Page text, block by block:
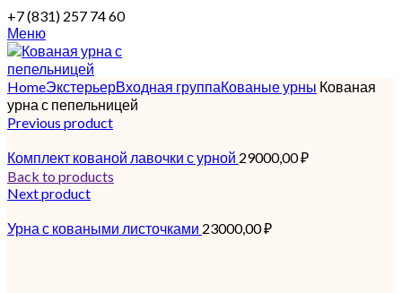
+7 (831) 257 74 60
Меню
HomeЭкстерьерВходная группаКованые урны Кованая
урна с пепельницей
Previous product
Комплект кованой лавочки с урной 29000,00₽
Back to products
Next product
Урна с коваными листочками 23000,00₽